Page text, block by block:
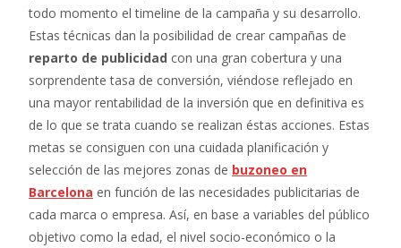
todo momento el timeline de la campaña y su desarrollo.
Estas técnicas dan la posibilidad de crear campañas de
reparto de publicidad con una gran cobertura y una
sorprendente tasa de conversión, viéndose reflejado en
una mayor rentabilidad de la inversión que en definitiva es
de lo que se trata cuando se realizan éstas acciones. Estas
metas se consiguen con una cuidada planificación y
selección de las mejores zonas de buzoneo en
Barcelona en función de las necesidades publicitarias de
cada marca o empresa. Así, en base a variables del público
objetivo como la edad, el nivel socio-económico o la